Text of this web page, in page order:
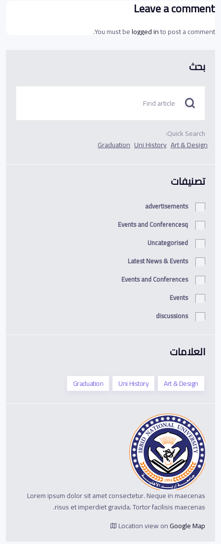
Leave a comment
You must belogged into post a comment.
بحث
Quick Search:
Art & Design
Uni History
Graduation
تصنيفات
advertisements
Events and Conferencesq
Uncategorised
Latest News & Events
Events and Conferences
Events
discussions
العلامات
Art & Design
Uni History
Graduation
Lorem ipsum dolor sit amet consectetur. Neque in maecenas
risus et imperdiet gravida. Tortor facilisis maecenas.
Location view onGoogle Map